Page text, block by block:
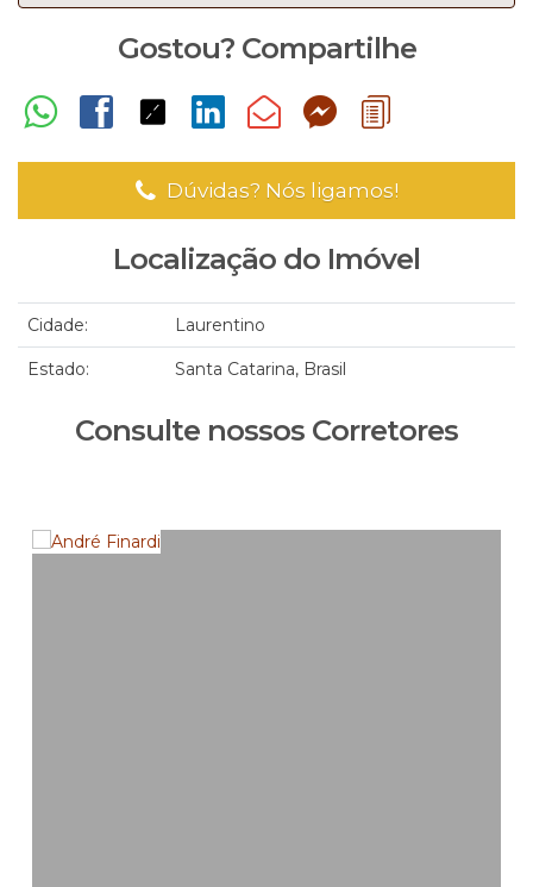
Gostou? Compartilhe
Dúvidas? Nós ligamos!
Localização do Imóvel
Cidade: Laurentino
Estado: Santa Catarina, Brasil
Consulte nossos Corretores